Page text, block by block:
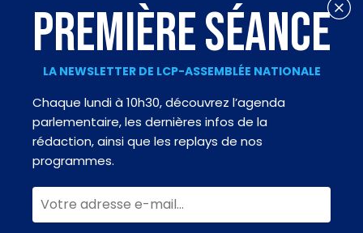
PREMIÈRE SÉANCE
LA NEWSLETTER DE LCP-ASSEMBLÉE NATIONALE
Chaque lundi à 10h30, découvrez l’agenda
parlementaire, les dernières infos de la
rédaction, ainsi que les replays de nos
programmes.